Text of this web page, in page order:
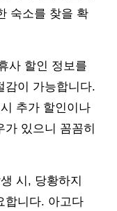
숙소를 찾을 확
사 할인 정보를
감이 가능합니다.
추가 할인이나
가 있으니 꼼꼼히
시, 당황하지
합니다. 아고다